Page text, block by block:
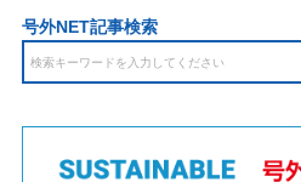
号外NET記事検索